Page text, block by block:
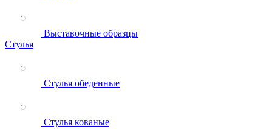
Выставочные образцы
Стулья
Стулья обеденные
Стулья кованые